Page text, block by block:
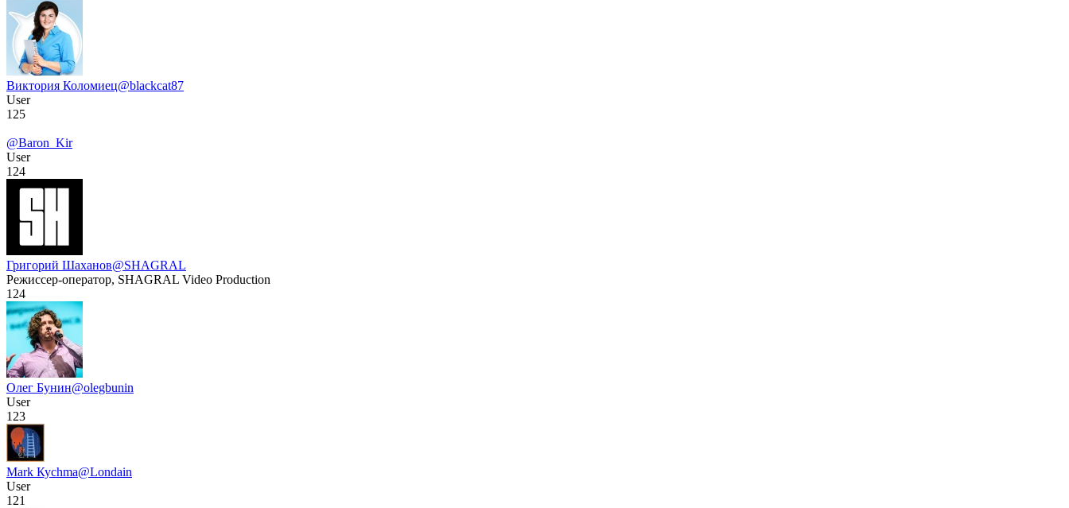
Виктория Коломиец@blackcat87
User
125
@Baron_Kir
User
124
Григорий Шаханов@SHAGRAL
Режиссер-оператор, SHAGRAL Video Production
124
Олег Бунин@olegbunin
User
123
Маrk Кусhmа@Londain
User
121